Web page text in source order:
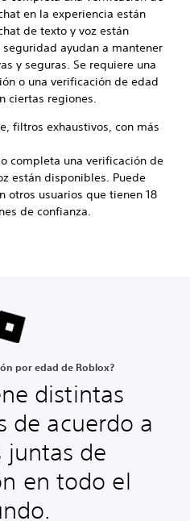
en la experiencia están
de texto y voz están
ayudan a mantener
y seguras. Se requiere una
o una verificación de edad
ciertas regiones.
filtros exhaustivos, con más
completa una verificación de
están disponibles. Puede
otros usuarios que tienen 18
de confianza.
por edad de Roblox?
distintas
de acuerdo a
juntas de
en todo el